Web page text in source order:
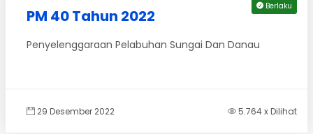
Berlaku
PM 40 Tahun 2022
Penyelenggaraan Pelabuhan Sungai Dan Danau
29 Desember 2022 5.764 x Dilihat